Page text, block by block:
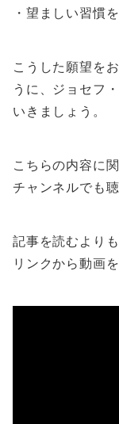
・望ましい習慣
こうした願望を
うに、ジョセフ
いきましょう。
こちらの内容に
チャンネルでも
記事を読むより
リンクから動画